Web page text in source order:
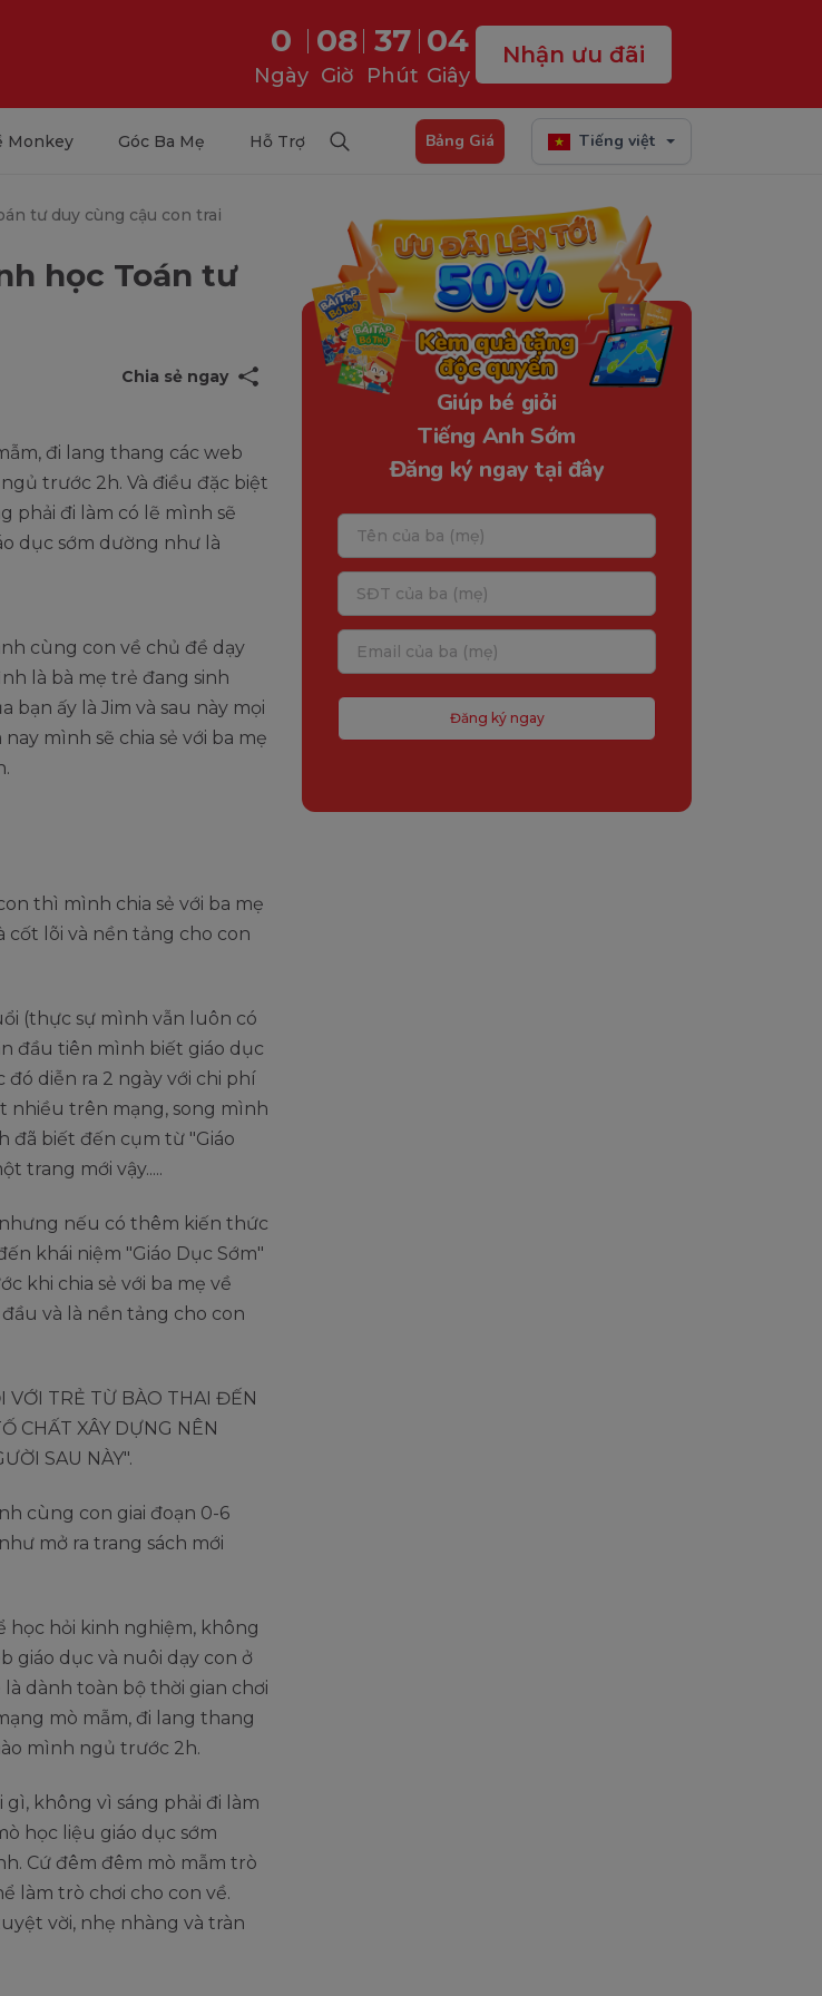
0
Ngày
08
Giờ
37
Phút
03
Giây
Nhận ưu đãi
Monkey Góc Ba Mẹ Hỗ Trợ Bảng Giá Tiếng việt
tư duy cùng cậu con trai
học Toán tư
Chia sẻ ngay
đi lang thang các web
trước 2h. Và điều đặc biệt
phải đi làm có lẽ mình sẽ
dục sớm dường như là
cùng con về chủ đề dạy
là bà mẹ trẻ đang sinh
bạn ấy là Jim và sau này mọi
mình sẽ chia sẻ với ba mẹ
thì mình chia sẻ với ba mẹ
cốt lõi và nền tảng cho con
(thực sự mình vẫn luôn có
đầu tiên mình biết giáo dục
diễn ra 2 ngày với chi phí
nhiều trên mạng, song mình
đã biết đến cụm từ "Giáo
trang mới vậy.....
nếu có thêm kiến thức
khái niệm "Giáo Dục Sớm"
khi chia sẻ với ba mẹ về
và là nền tảng cho con
VỚI TRẺ TỪ BÀO THAI ĐẾN
CHẤT XÂY DỰNG NÊN
SAU NÀY".
cùng con giai đoạn 0-6
mở ra trang sách mới
học hỏi kinh nghiệm, không
giáo dục và nuôi dạy con ở
dành toàn bộ thời gian chơi
mò mẫm, đi lang thang
mình ngủ trước 2h.
không vì sáng phải đi làm
học liệu giáo dục sớm
Cứ đêm đêm mò mẫm trò
làm trò chơi cho con về.
vời, nhẹ nhàng và tràn
Giúp bé giỏi
Tiếng Anh Sớm
Đăng ký ngay tại đây
Đăng ký ngay